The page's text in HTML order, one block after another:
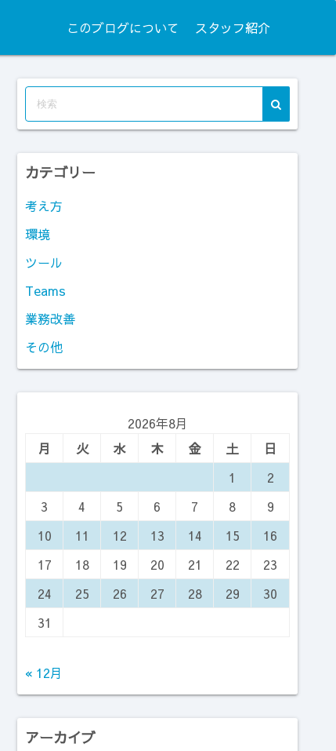
このブログについて スタッフ紹介
カテゴリー
考え方
環境
ツール
Teams
業務改善
その他
2026年8月
月
火 水 木 金 土
日
1
2
3
4 5 6 7 8
9
10
11 12 13 14 15
16
17
18 19 20 21 22
23
24
25 26 27 28 29
30
31
« 12月
アーカイブ